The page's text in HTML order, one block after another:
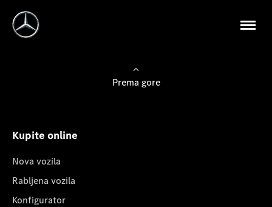
Prema gore
Kupite online
Nova vozila
Rabljena vozila
Konfigurator